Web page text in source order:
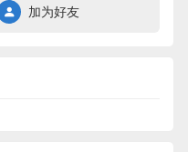
加为好友